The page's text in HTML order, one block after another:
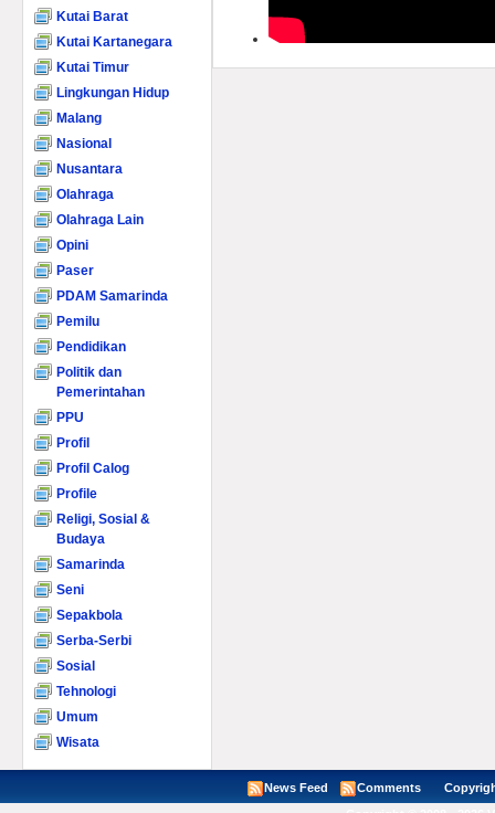
Kutai Barat
Kutai Kartanegara
Kutai Timur
Lingkungan Hidup
Malang
Nasional
Nusantara
Olahraga
Olahraga Lain
Opini
Paser
PDAM Samarinda
Pemilu
Pendidikan
Politik dan
Pemerintahan
PPU
Profil
Profil Calog
Profile
Religi, Sosial &
Budaya
Samarinda
Seni
Sepakbola
Serba-Serbi
Sosial
Tehnologi
Umum
Wisata
News Feed Comments Copyright